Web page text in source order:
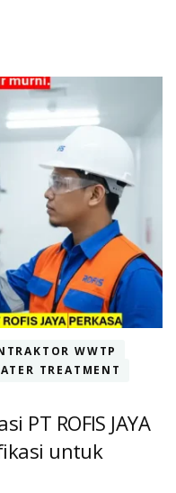
WWTP
TREATMENT
PT ROFIS JAYA
untuk